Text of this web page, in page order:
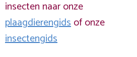
insecten naar onze
plaagdierengidsof onze
insectengids